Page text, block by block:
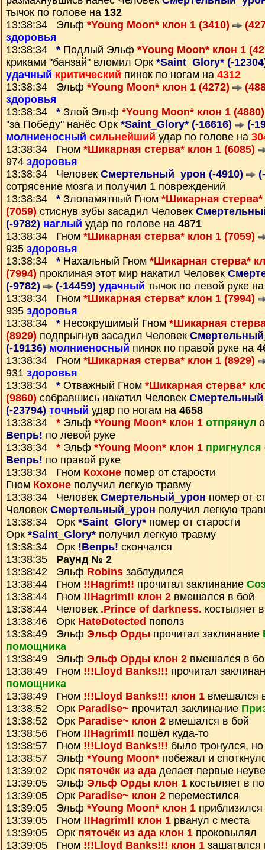
тычок по голове на 132
13:38:34 Эльф *Young Moon* клон 1 (3410)
здоровья
13:38:34 * Подлый Эльф *Young Moon* клон 1
криками "банзай" вломил Орк *Saint_Glory* (-
удачный критический пинок по ногам на 4312
13:38:34 Эльф *Young Moon* клон 1 (4272)
здоровья
13:38:34 * Злой Эльф *Young Moon* клон 1
"за Победу" нанёс Орк *Saint_Glory* (-16616)
(-
молниеносный сильнейший удар по голове на
13:38:34 Гном *Шикарная стерва* клон 1 (6085)
974 здоровья
13:38:34 Человек Смертельный_урон (-4910)
сотрясение мозга и получил 1 повреждений
13:38:34 * Злопамятный Гном *Шикарная
(7059) стиснув зубы засадил Человек
(-9782) наглый удар по голове на 4871
13:38:34 Гном *Шикарная стерва* клон 1 (7059)
935 здоровья
13:38:34 * Нахальный Гном *Шикарная стерва*
(7994) проклиная этот мир накатил Человек
(-9782)
(-14459) удачный тычок по левой руке
13:38:34 Гном *Шикарная стерва* клон 1 (7994)
935 здоровья
13:38:34 * Несокрушимый Гном *Шикарная
(8929) подпрыгнув засадил Человек
(-19136) молниеносный пинок по правой руке на
13:38:34 Гном *Шикарная стерва* клон 1 (8929)
931 здоровья
13:38:34 * Отважный Гном *Шикарная стерва*
(9860) собравшись накатил Человек
(-23794) точный удар по ногам на 4658
13:38:34 * Эльф *Young Moon* клон 1 отпрянул
Вепрь! по левой руке
13:38:34 * Эльф *Young Moon* клон 1 пригнулся
Вепрь! по правой руке
13:38:34 Гном Кохоне помер от старости
Гном Кохоне получил легкую травму
13:38:34 Человек Смертельный_урон помер от
Человек Смертельный_урон получил легкую
13:38:34 Орк *Saint_Glory* помер от старости
Орк *Saint_Glory* получил легкую травму
13:38:34 Орк !Вепрь! скончался
13:38:35 Раунд № 2
13:38:42 Эльф Robins заблудился
13:38:44 Гном !!Hagrim!! прочитал заклинание
13:38:44 Гном !!Hagrim!! клон 2 вмешался в бой
13:38:44 Человек .Prince of darkness. костыляет
13:38:46 Орк HateDetected пополз
13:38:49 Эльф Эльф Орды прочитал заклинание
помощника
13:38:49 Эльф Эльф Орды клон 2 вмешался в
13:38:49 Гном !!!Lloyd Banks!!! прочитал
помощника
13:38:49 Гном !!!Lloyd Banks!!! клон 1 вмешался
13:38:52 Орк Paradise~ прочитал заклинание
13:38:52 Орк Paradise~ клон 2 вмешался в бой
13:38:56 Гном !!Hagrim!! пошёл куда-то
13:38:57 Гном !!!Lloyd Banks!!! было тронулся,
13:38:57 Эльф *Young Moon* побежал и
13:39:02 Орк пяточёк из ада делает первые
13:39:05 Эльф Эльф Орды клон 1 костыляет в
13:39:05 Орк Paradise~ клон 2 переместился
13:39:05 Эльф *Young Moon* клон 1
13:39:05 Гном !!Hagrim!! клон 1 рванул с места
13:39:05 Орк пяточёк из ада клон 1 проковылял
13:39:05 Гном !!!Lloyd Banks!!! клон 1